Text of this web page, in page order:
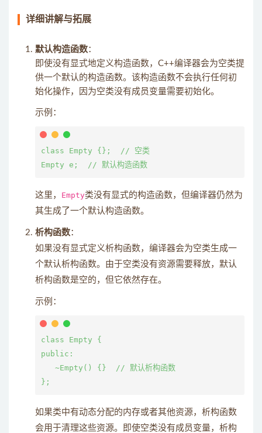
详细讲解与拓展
默认构造函数：
即使没有显式地定义构造函数，C++编译器会为空类提
供一个默认的构造函数。该构造函数不会执行任何初
始化操作，因为空类没有成员变量需要初始化。
示例：
class Empty {};  // 空类
这里， Empty类没有显式的构造函数，但编译器仍然为
其生成了一个默认构造函数。
析构函数：
如果没有显式定义析构函数，编译器会为空类生成一
个默认析构函数。由于空类没有资源需要释放，默认
析构函数是空的，但它依然存在。
示例：
class Empty {
public:
   ~Empty() {}  // 默认析构函数
如果类中有动态分配的内存或者其他资源，析构函数
会用于清理这些资源。即使空类没有成员变量，析构